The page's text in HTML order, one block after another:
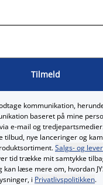
Tilmeld
kommunikation,
baseret på mine
e‑mail og
tilbud, nye lanceringer og
Salgs- og
tid trække mit samtykke
kan læse mere om, hvordan
i Privatlivspolitikken.